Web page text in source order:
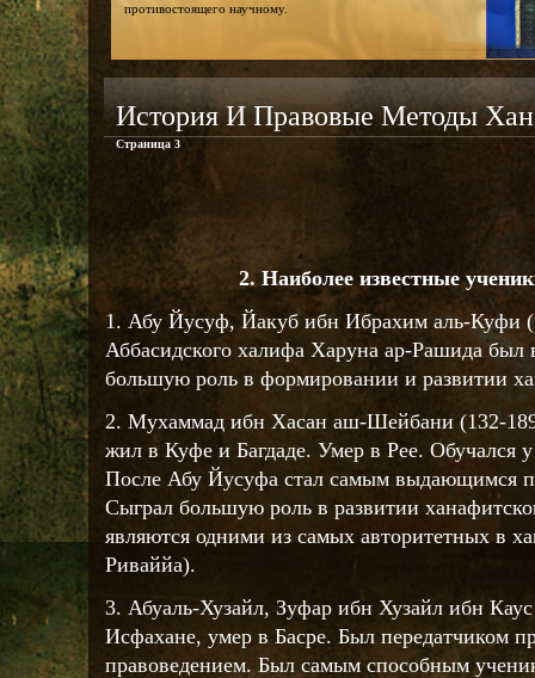
противостоящего научному.
История И Правовые Методы
Страница 3
2. Наиболее известные
1. Абу Йусуф, Йакуб ибн Ибрахим аль-Куфи
Аббасидского халифа Харуна ар-Рашида
большую роль в формировании и развитии
2. Мухаммад ибн Хасан аш-Шейбани (132-
жил в Куфе и Багдаде. Умер в Рее.
После Абу Йусуфа стал самым выдающимся
Сыграл большую роль в развитии
являются одними из самых авторитетных в
Риваййа).
3. Абуаль-Хузайл, Зуфар ибн Хузайл ибн
Исфахане, умер в Басре. Был передатчиком
правоведением. Был самым способным